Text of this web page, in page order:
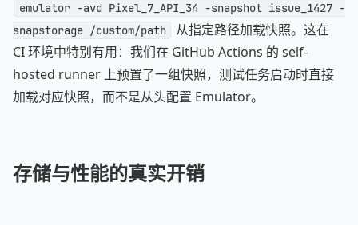
emulator -avd Pixel_7_API_34 -snapshot issue_1427 -
snapstorage /custom/path
从指定路径加载快照。这在
CI 环境中特别有用：我们在 GitHub Actions 的 self-
hosted runner 上预置了一组快照，测试任务启动时直接
加载对应快照，而不是从头配置 Emulator。
存储与性能的真实开销